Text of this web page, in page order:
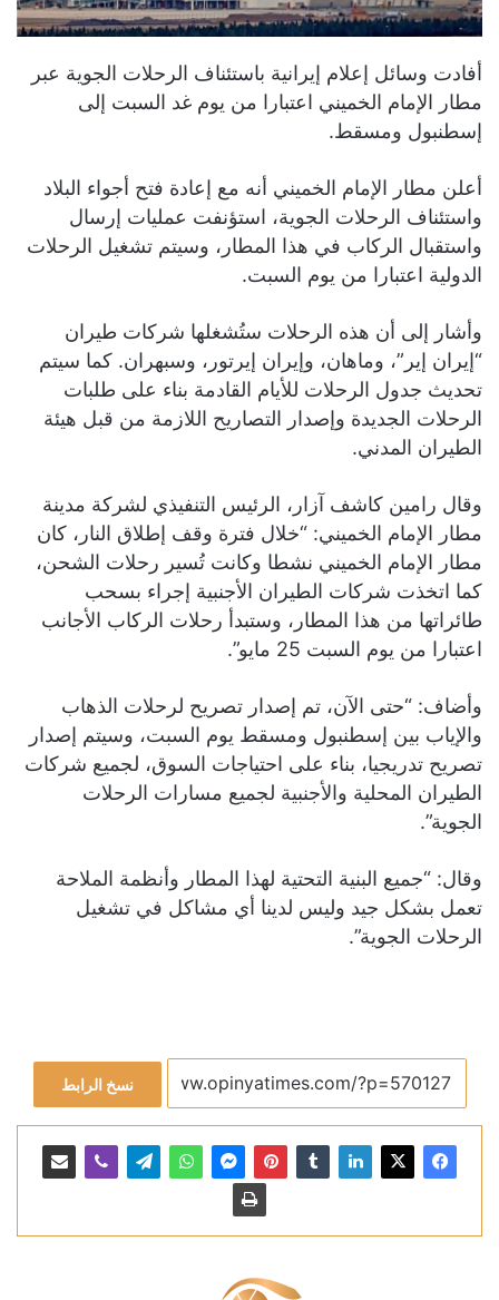
أفادت وسائل إعلام إيرانية باستئناف الرحلات الجوية عبر
مطار الإمام الخميني اعتبارا من يوم غد السبت إلى
إسطنبول ومسقط.
أعلن مطار الإمام الخميني أنه مع إعادة فتح أجواء البلاد
واستئناف الرحلات الجوية، استؤنفت عمليات إرسال
واستقبال الركاب في هذا المطار، وسيتم تشغيل الرحلات
الدولية اعتبارا من يوم السبت.
وأشار إلى أن هذه الرحلات ستُشغلها شركات طيران
“إيران إير”، وماهان، وإيران إيرتور، وسبهران. كما سيتم
تحديث جدول الرحلات للأيام القادمة بناء على طلبات
الرحلات الجديدة وإصدار التصاريح اللازمة من قبل هيئة
الطيران المدني.
وقال رامين كاشف آزار، الرئيس التنفيذي لشركة مدينة
مطار الإمام الخميني: “خلال فترة وقف إطلاق النار، كان
مطار الإمام الخميني نشطا وكانت تُسير رحلات الشحن،
كما اتخذت شركات الطيران الأجنبية إجراء بسحب
طائراتها من هذا المطار، وستبدأ رحلات الركاب الأجانب
اعتبارا من يوم السبت 25 مايو”.
وأضاف: “حتى الآن، تم إصدار تصريح لرحلات الذهاب
والإياب بين إسطنبول ومسقط يوم السبت، وسيتم إصدار
تصريح تدريجيا، بناء على احتياجات السوق، لجميع شركات
الطيران المحلية والأجنبية لجميع مسارات الرحلات
الجوية”.
وقال: “جميع البنية التحتية لهذا المطار وأنظمة الملاحة
تعمل بشكل جيد وليس لدينا أي مشاكل في تشغيل
الرحلات الجوية”.
نسخ الرابط